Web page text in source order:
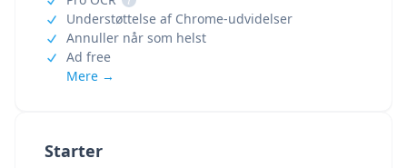
Starter
Understøttelse af Chrome-udvidelser
Annuller når som helst
Ad free
Mere →